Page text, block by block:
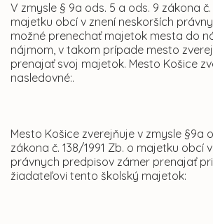
V zmysle § 9a ods. 5 a ods. 9 zákona č.
majetku obcí v znení neskorších
možné prenechať majetok mesta do
nájmom, v takom prípade mesto
prenajať svoj majetok. Mesto Košice
nasledovné:.
Mesto Košice zverejňuje v zmysle §9a
zákona č. 138/1991 Zb. o majetku obcí
právnych predpisov zámer prenajať
žiadateľovi tento školský majetok: